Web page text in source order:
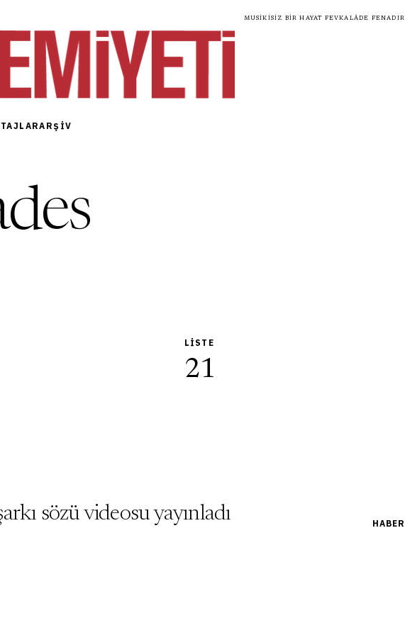
Musikisiz bir hayat fevkalâde fenadır
ARŞIV
LISTE
21
sözü videosu yayınladı HABER